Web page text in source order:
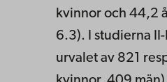
kvinnor och 44,2
6.3). I studierna
urvalet av 821